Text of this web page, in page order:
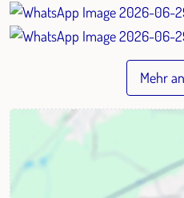
Mehr